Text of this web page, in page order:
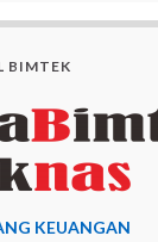
BIMTEK
KEUANGAN